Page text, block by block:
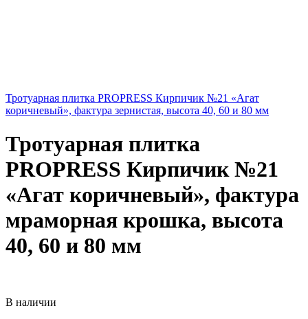
Тротуарная плитка PROPRESS Кирпичик №21 «Агат
коричневый», фактура зернистая, высота 40, 60 и 80 мм
Тротуарная плитка
PROPRESS Кирпичик №21
«Агат коричневый», фактура
мраморная крошка, высота
40, 60 и 80 мм
В наличии